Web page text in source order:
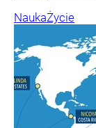
NaukaŻycie